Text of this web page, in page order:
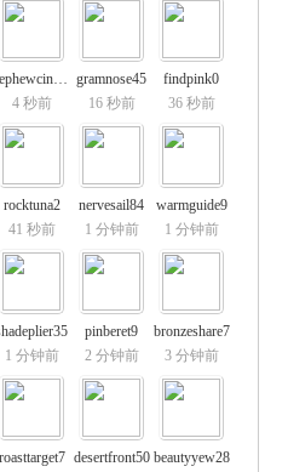
nephewcinema0
4 秒前
gramnose45
16 秒前
findpink0
36 秒前
rocktuna2
41 秒前
nervesail84
1 分钟前
warmguide9
1 分钟前
1 分钟前
pinberet9
2 分钟前
bronzeshare7
3 分钟前
roasttarget7 desertfront50 beautyyew28